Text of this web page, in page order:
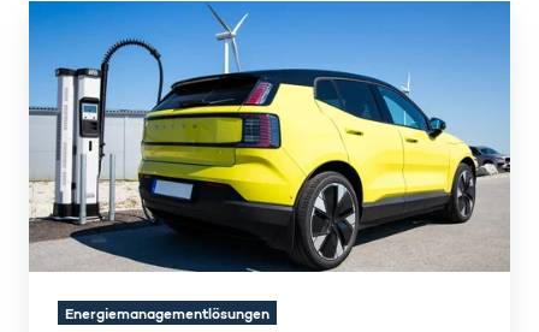
Lastmanagement
und
Batteriespeicher:
Schnellladenetzwerke
skalieren
Energiemanagementlösungen